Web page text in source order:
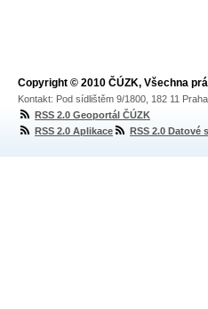
Copyright © 2010 ČÚZK, Všechna
Kontakt: Pod sídlištěm 9/1800, 182 11
RSS 2.0 Geoportál ČÚZK
RSS 2.0 Aplikace
RSS 2.0 Datové